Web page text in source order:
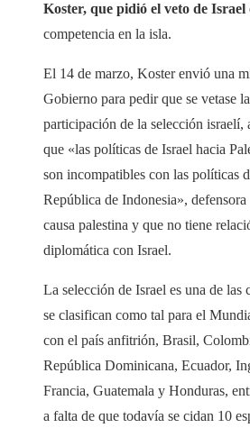
Koster, que pidió el veto de Israel
competencia en la isla.
El 14 de marzo, Koster envió una
Gobierno para pedir que se vetase la
participación de la selección israelí,
que «las políticas de Israel hacia
son incompatibles con las políticas
República de Indonesia», defensora
causa palestina y que no tiene
diplomática con Israel.
La selección de Israel es una de las
se clasifican como tal para el
con el país anfitrión, Brasil,
República Dominicana, Ecuador,
Francia, Guatemala y Honduras,
a falta de que todavía se cidan 10